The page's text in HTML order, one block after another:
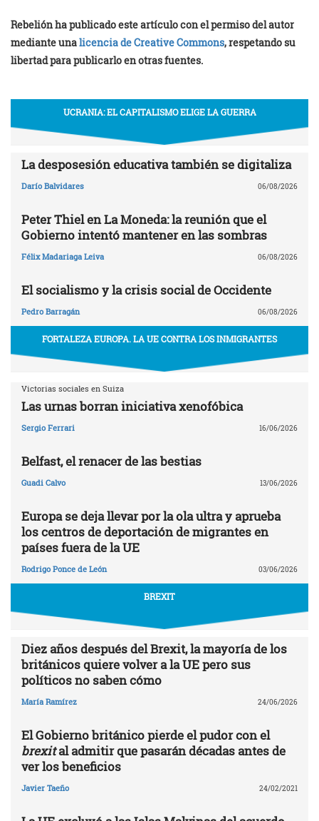
Rebelión ha publicado este artículo con el permiso del autor
mediante unalicencia de Creative Commons, respetando su
libertad para publicarlo en otras fuentes.
UCRANIA: EL CAPITALISMO ELIGE LA GUERRA
La desposesión educativa también se digitaliza
Darío Balvidares 06/08/2026
Peter Thiel en La Moneda: la reunión que el
Gobierno intentó mantener en las sombras
Félix Madariaga Leiva 06/08/2026
El socialismo y la crisis social de Occidente
Pedro Barragán 06/08/2026
FORTALEZA EUROPA. LA UE CONTRA LOS INMIGRANTES
Victorias sociales en Suiza
Las urnas borran iniciativa xenofóbica
Sergio Ferrari 16/06/2026
Belfast, el renacer de las bestias
Guadi Calvo 13/06/2026
Europa se deja llevar por la ola ultra y aprueba
los centros de deportación de migrantes en
países fuera de la UE
Rodrigo Ponce de León 03/06/2026
BREXIT
Diez años después del Brexit, la mayoría de los
británicos quiere volver a la UE pero sus
políticos no saben cómo
María Ramírez 24/06/2026
El Gobierno británico pierde el pudor con el
brexital admitir que pasarán décadas antes de
ver los beneficios
Javier Taeño 24/02/2021